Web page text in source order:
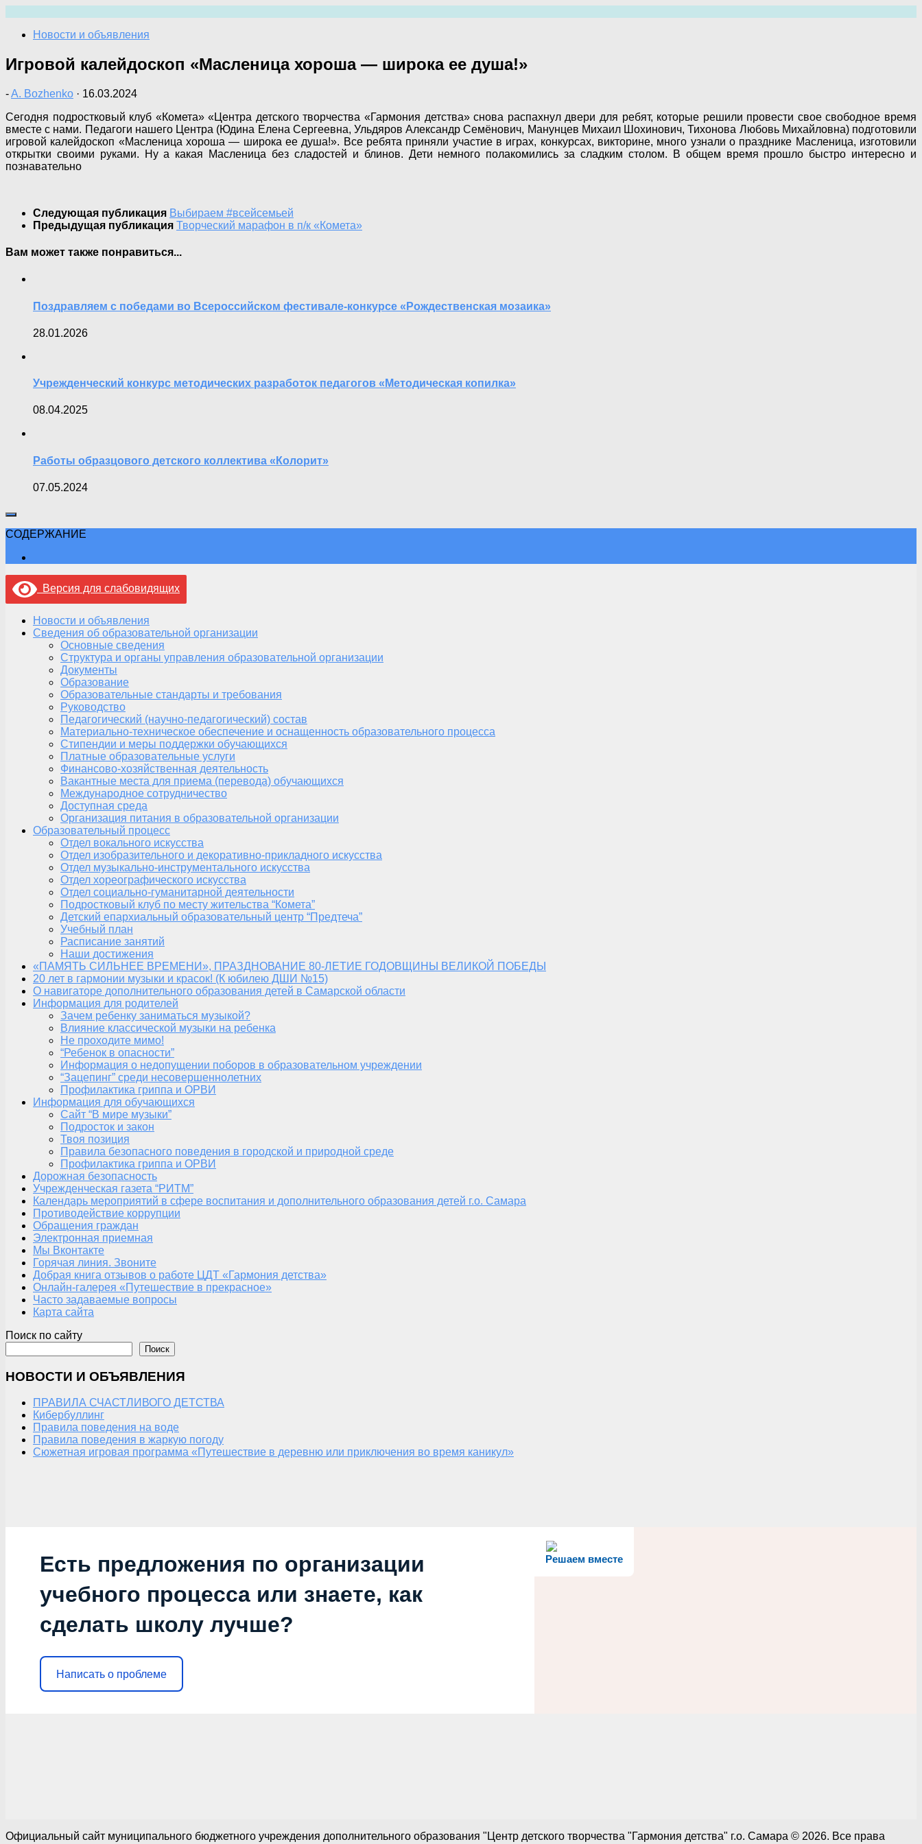
содержимому
Новости и объявления
Игровой калейдоскоп «Масленица хороша — широка ее душа!»
-A. Bozhenko · 16.03.2024
Сегодня подростковый клуб «Комета» «Центра детского творчества «Гармония детства» снова распахнул двери для ребят, которые решили провести свое свободное время
вместе с нами. Педагоги нашего Центра (Юдина Елена Сергеевна, Ульдяров Александр Семёнович, Манунцев Михаил Шохинович, Тихонова Любовь Михайловна) подготовили
игровой калейдоскоп «Масленица хороша — широка ее душа!». Все ребята приняли участие в играх, конкурсах, викторине, много узнали о празднике Масленица, изготовили
открытки своими руками. Ну а какая Масленица без сладостей и блинов. Дети немного полакомились за сладким столом. В общем время прошло быстро интересно и
познавательно
Следующая публикация Выбираем #всейсемьей
Предыдущая публикация Творческий марафон в п/к «Комета»
Вам может также понравиться...
Поздравляем с победами во Всероссийском фестивале-конкурсе «Рождественская мозаика»
28.01.2026
Учрежденческий конкурс методических разработок педагогов «Методическая копилка»
08.04.2025
Работы образцового детского коллектива «Колорит»
07.05.2024
СОДЕРЖАНИЕ
Версия для слабовидящих
Новости и объявления
Сведения об образовательной организации
Основные сведения
Структура и органы управления образовательной организации
Документы
Образование
Образовательные стандарты и требования
Руководство
Педагогический (научно-педагогический) состав
Материально-техническое обеспечение и оснащенность образовательного процесса
Стипендии и меры поддержки обучающихся
Платные образовательные услуги
Финансово-хозяйственная деятельность
Вакантные места для приема (перевода) обучающихся
Международное сотрудничество
Доступная среда
Организация питания в образовательной организации
Образовательный процесс
Отдел вокального искусства
Отдел изобразительного и декоративно-прикладного искусства
Отдел музыкально-инструментального искусства
Отдел хореографического искусства
Отдел социально-гуманитарной деятельности
Подростковый клуб по месту жительства “Комета”
Детский епархиальный образовательный центр “Предтеча”
Учебный план
Расписание занятий
Наши достижения
«ПАМЯТЬ СИЛЬНЕЕ ВРЕМЕНИ», ПРАЗДНОВАНИЕ 80-ЛЕТИЕ ГОДОВЩИНЫ ВЕЛИКОЙ ПОБЕДЫ
20 лет в гармонии музыки и красок! (К юбилею ДШИ №15)
О навигаторе дополнительного образования детей в Самарской области
Информация для родителей
Зачем ребенку заниматься музыкой?
Влияние классической музыки на ребенка
Не проходите мимо!
“Ребенок в опасности”
Информация о недопущении поборов в образовательном учреждении
“Зацепинг” среди несовершеннолетних
Профилактика гриппа и ОРВИ
Информация для обучающихся
Сайт “В мире музыки”
Подросток и закон
Твоя позиция
Правила безопасного поведения в городской и природной среде
Профилактика гриппа и ОРВИ
Дорожная безопасность
Учрежденческая газета “РИТМ”
Календарь мероприятий в сфере воспитания и дополнительного образования детей г.о. Самара
Противодействие коррупции
Обращения граждан
Электронная приемная
Мы Вконтакте
Горячая линия. Звоните
Добрая книга отзывов о работе ЦДТ «Гармония детства»
Онлайн-галерея «Путешествие в прекрасное»
Часто задаваемые вопросы
Карта сайта
Поиск по сайту
Поиск
НОВОСТИ И ОБЪЯВЛЕНИЯ
ПРАВИЛА СЧАСТЛИВОГО ДЕТСТВА
Кибербуллинг
Правила поведения на воде
Правила поведения в жаркую погоду
Сюжетная игровая программа «Путешествие в деревню или приключения во время каникул»
Решаем вместе
Есть предложения по организации
учебного процесса или знаете, как
сделать школу лучше?
Написать о проблеме
Официальный сайт муниципального бюджетного учреждения дополнительного образования "Центр детского творчества "Гармония детства" г.о. Самара © 2026. Все права